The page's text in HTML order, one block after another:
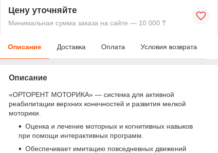
Цену уточняйте
Минимальная сумма заказа на сайте — 10 000 ₸
Описание Доставка Оплата Условия возврата
Описание
«ОРТОРЕНТ МОТОРИКА» — система для активной
реабилитации верхних конечностей и развития мелкой
моторики.
Оценка и лечение моторных и когнитивных навыков
при помощи интерактивных программ.
Обеспечивает имитацию повседневных движений